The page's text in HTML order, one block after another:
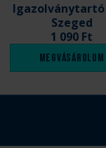
Szeged
1 090 Ft
Megvásárolom